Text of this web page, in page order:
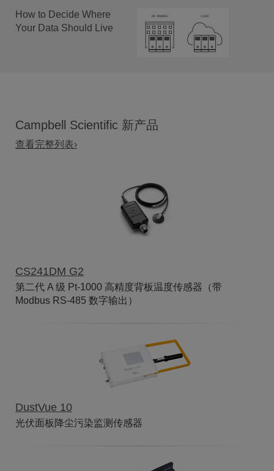
How to Decide Where
Your Data Should Live
Campbell Scientific 新产品
查看完整列表›
CS241DM G2
第二代 A 级 Pt-1000 高精度背板温度传感器（带
Modbus RS-485 数字输出）
DustVue 10
光伏面板降尘污染监测传感器